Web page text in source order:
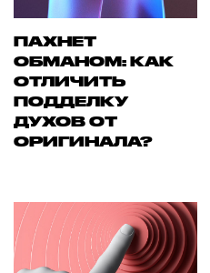
ПАХНЕТ
ОБМАНОМ: КАК
ОТЛИЧИТЬ
ПОДДЕЛКУ
ДУХОВ ОТ
ОРИГИНАЛА?